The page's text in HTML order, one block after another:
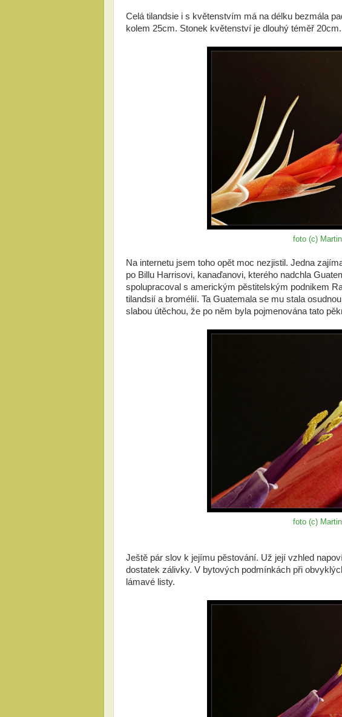
Celá tilandsie i s květenstvím má na délku bezmála
kolem 25cm. Stonek květenství je dlouhý téměř
foto (c)
Na internetu jsem toho opět moc nezjistil. Jedna
po Billu Harrisovi, kanaďanovi, kterého nadchla
spolupracoval s americkým pěstitelským podnikem
tilandsií a bromélií. Ta Guatemala se mu stala
slabou útěchou, že po něm byla pojmenována tato
foto (c)
Ještě pár slov k jejímu pěstování. Už její vzhled
dostatek zálivky. V bytových podmínkách při
lámavé listy.